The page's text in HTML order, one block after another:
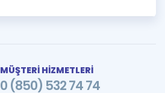
MÜŞTERİ HİZMETLERİ
0 (850) 532 74 74